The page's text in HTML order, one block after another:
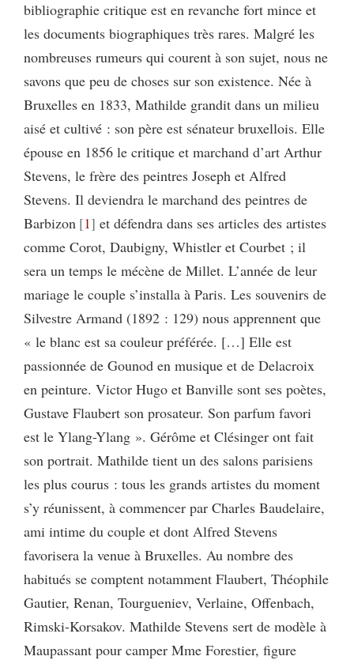
bibliographie critique est en revanche fort mince et
les documents biographiques très rares. Malgré les
nombreuses rumeurs qui courent à son sujet, nous ne
savons que peu de choses sur son existence. Née à
Bruxelles en 1833, Mathilde grandit dans un milieu
aisé et cultivé : son père est sénateur bruxellois. Elle
épouse en 1856 le critique et marchand d’art Arthur
Stevens, le frère des peintres Joseph et Alfred
Stevens. Il deviendra le marchand des peintres de
Barbizon 1 et défendra dans ses articles des artistes
comme Corot, Daubigny, Whistler et Courbet ; il
sera un temps le mécène de Millet. L’année de leur
mariage le couple s’installa à Paris. Les souvenirs de
Silvestre Armand (1892 : 129) nous apprennent que
« le blanc est sa couleur préférée. […] Elle est
passionnée de Gounod en musique et de Delacroix
en peinture. Victor Hugo et Banville sont ses poètes,
Gustave Flaubert son prosateur. Son parfum favori
est le Ylang-Ylang ». Gérôme et Clésinger ont fait
son portrait. Mathilde tient un des salons parisiens
les plus courus : tous les grands artistes du moment
s’y réunissent, à commencer par Charles Baudelaire,
ami intime du couple et dont Alfred Stevens
favorisera la venue à Bruxelles. Au nombre des
habitués se comptent notamment Flaubert, Théophile
Gautier, Renan, Tourgueniev, Verlaine, Offenbach,
Rimski-Korsakov. Mathilde Stevens sert de modèle à
Maupassant pour camper Mme Forestier, figure